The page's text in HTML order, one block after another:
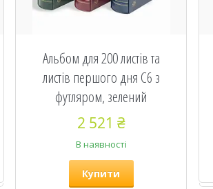
Альбом для 200 листів та
листів першого дня C6 з
футляром, зелений
2 521 ₴
В наявності
Купити